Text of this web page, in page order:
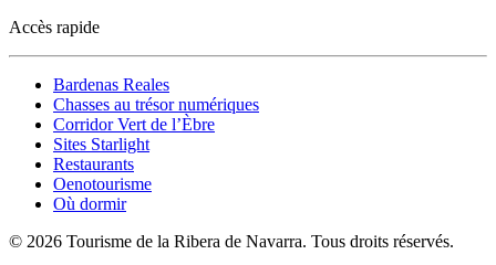
Accès rapide
Bardenas Reales
Chasses au trésor numériques
Corridor Vert de l’Èbre
Sites Starlight
Restaurants
Oenotourisme
Où dormir
© 2026 Tourisme de la Ribera de Navarra. Tous droits réservés.